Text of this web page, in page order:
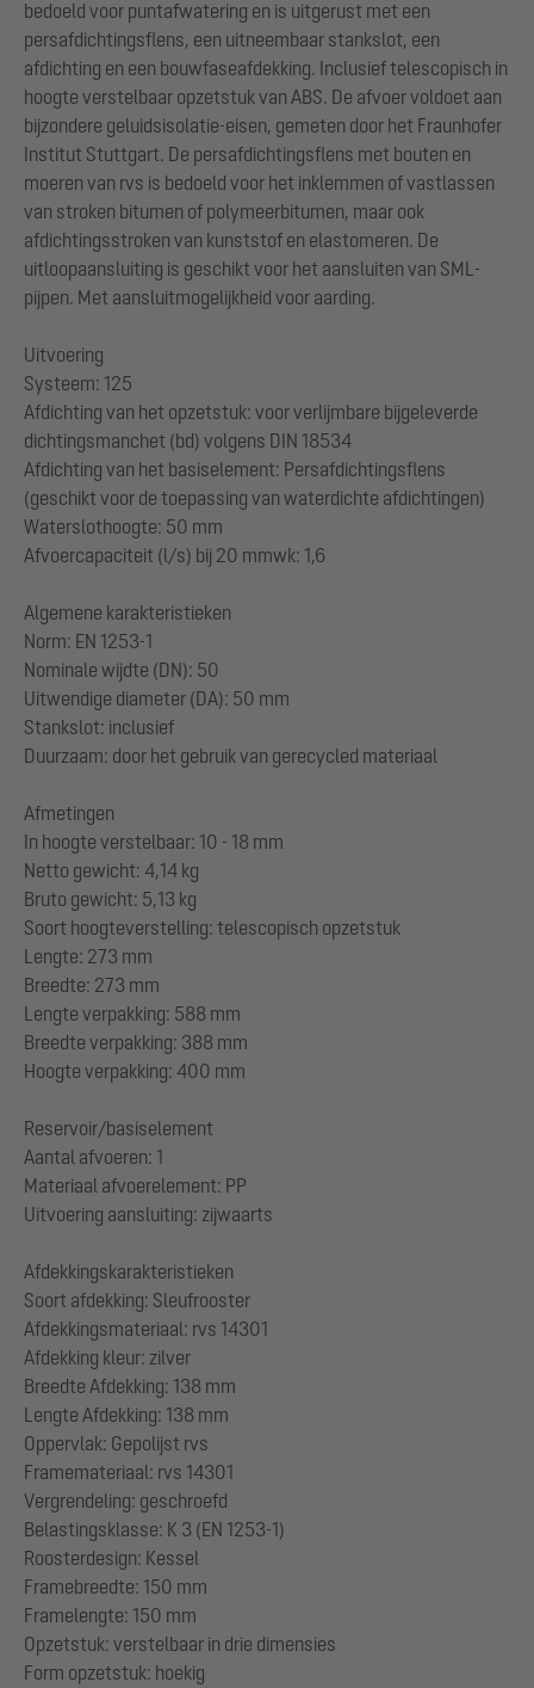
bedoeld voor puntafwatering en is uitgerust met een
persafdichtingsflens, een uitneembaar stankslot, een
afdichting en een bouwfaseafdekking. Inclusief telescopisch in
hoogte verstelbaar opzetstuk van ABS. De afvoer voldoet aan
bijzondere geluidsisolatie-eisen, gemeten door het Fraunhofer
Institut Stuttgart. De persafdichtingsflens met bouten en
moeren van rvs is bedoeld voor het inklemmen of vastlassen
van stroken bitumen of polymeerbitumen, maar ook
afdichtingsstroken van kunststof en elastomeren. De
uitloopaansluiting is geschikt voor het aansluiten van SML-
pijpen. Met aansluitmogelijkheid voor aarding.
Uitvoering
Systeem: 125
Afdichting van het opzetstuk: voor verlijmbare bijgeleverde
dichtingsmanchet (bd) volgens DIN 18534
Afdichting van het basiselement: Persafdichtingsflens
(geschikt voor de toepassing van waterdichte afdichtingen)
Waterslothoogte: 50 mm
Afvoercapaciteit (l/s) bij 20 mmwk: 1,6
Algemene karakteristieken
Norm: EN 1253-1
Nominale wijdte (DN): 50
Uitwendige diameter (DA): 50 mm
Stankslot: inclusief
Duurzaam: door het gebruik van gerecycled materiaal
Afmetingen
In hoogte verstelbaar: 10 - 18 mm
Netto gewicht: 4,14 kg
Bruto gewicht: 5,13 kg
Soort hoogteverstelling: telescopisch opzetstuk
Lengte: 273 mm
Breedte: 273 mm
Lengte verpakking: 588 mm
Breedte verpakking: 388 mm
Hoogte verpakking: 400 mm
Reservoir/basiselement
Aantal afvoeren: 1
Materiaal afvoerelement: PP
Uitvoering aansluiting: zijwaarts
Afdekkingskarakteristieken
Soort afdekking: Sleufrooster
Afdekkingsmateriaal: rvs 14301
Afdekking kleur: zilver
Breedte Afdekking: 138 mm
Lengte Afdekking: 138 mm
Oppervlak: Gepolijst rvs
Framemateriaal: rvs 14301
Vergrendeling: geschroefd
Belastingsklasse: K 3 (EN 1253-1)
Roosterdesign: Kessel
Framebreedte: 150 mm
Framelengte: 150 mm
Opzetstuk: verstelbaar in drie dimensies
Form opzetstuk: hoekig